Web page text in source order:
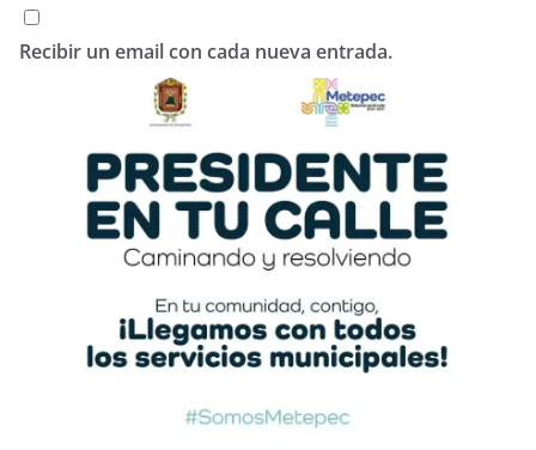
Recibir un email con cada nueva entrada.